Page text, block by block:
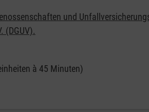
und
(DGUV).
à 45 Minuten)